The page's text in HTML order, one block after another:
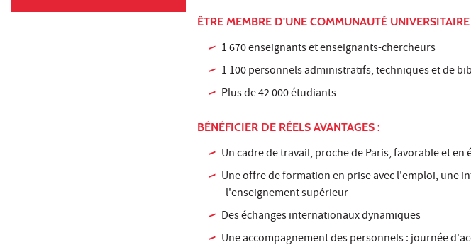
ÊTRE MEMBRE D'UNE COMMUNAUTÉ
1 670 enseignants et enseignants-chercheurs
1 100 personnels administratifs, techniques et de
Plus de 42 000 étudiants
BÉNÉFICIER DE RÉELS AVANTAGES :
Un cadre de travail, proche de Paris, favorable et
Une offre de formation en prise avec l'emploi, une
l'enseignement supérieur
Des échanges internationaux dynamiques
Une accompagnement des personnels : journée